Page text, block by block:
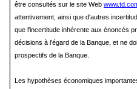
être consultés sur le site Web
attentivement, ainsi que d'autres
que l'incertitude inhérente aux énoncés
décisions à l'égard de la Banque, et ne
prospectifs de la Banque.
Les hypothèses économiques